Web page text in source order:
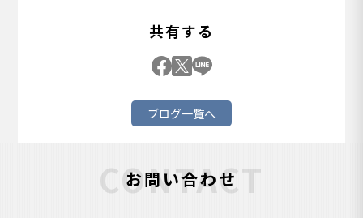
共有する
ブログ一覧へ
お問い合わせ
CONTACT